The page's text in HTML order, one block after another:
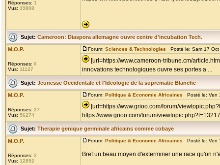
Réponses: 1
Vus: 39808
Sujet: Cameroon: Diaspora allemagne ouvre centre d'incubation Tech.
M.O.P.
Réponses: 0
Vus: 11127
Forum: Sciences & Technologies Posté le: Sam 17
[url=https://www.cameroon-tribune.cm/
innovations technologiques ouvre ses portes a ...
Sujet: Jeunesse Occidentale et l'Ideologie de la suprematie Blanche
M.O.P.
Réponses: 27
Vus: 56274
Forum: Politique & Economie Africaines Posté le: Ven
[url=https://www.grioo.com/forum/
https://www.grioo.com/forum/viewtopic.php?t=13217
Sujet: Therapie genique germinale africains comme cobaye
M.O.P.
Réponses: 2
Vus: 12892
Forum: Politique & Economie Africaines Posté le: Ven
Bref un beau moyen d'exterminer une race qu'on